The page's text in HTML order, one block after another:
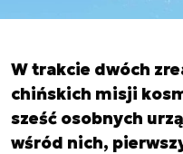
W trakcie dwóch
chińskich misji
sześć osobnych
wśród nich,